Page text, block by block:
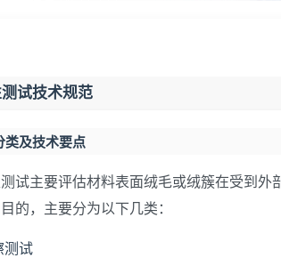
试技术规范
类及技术要点
试主要评估材料表面绒毛或绒簇在受到
的，主要分为以下几类：
试